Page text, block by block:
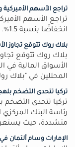
تراجع الأسهم
تراجع الأسهم
انخفاضًا بنسبة 1.5%.
بلاك روك تتوقع تجاوز
بلاك روك تتوقع
الأسواق المالية في
المحللين في "بلاك
تركيا تتحدى التضخم
تركيا تتحدى التضخم
رئاسة البنك المركزي
متشددة، حيث
الإمارات وسام ألتمان